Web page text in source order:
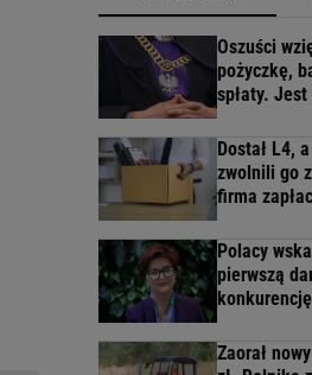
Oszuści
pożyczkę,
spłaty.
Dostał L4,
zwolnili go
firma
Polacy
pierwszą
konkurencję
Zaorał